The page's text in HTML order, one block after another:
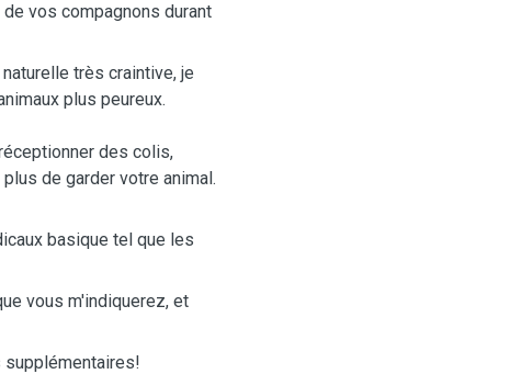
vos compagnons durant
très craintive, je
plus peureux.
des colis,
de garder votre animal.
basique tel que les
vous m'indiquerez, et